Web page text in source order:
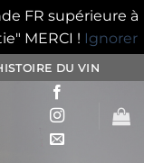
FR supérieure à
MERCI ! Ignorer
DU VIN